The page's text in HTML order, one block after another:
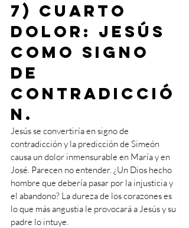
7) Cuarto
dolor: Jesús
como signo
de
contradicció
n.
Jesús se convertiría en signo de
contradicción y la predicción de Simeón
causa un dolor inmensurable en María y en
José. Parecen no entender. ¿Un Dios hecho
hombre que debería pasar por la injusticia y
el abandono? La dureza de los corazones es
lo que más angustia le provocará a Jesús y su
padre lo intuye.